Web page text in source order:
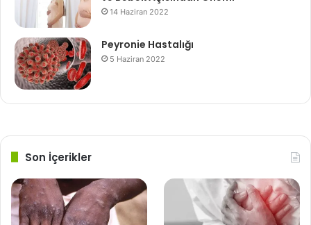
14 Haziran 2022
Peyronie Hastalığı
5 Haziran 2022
Son İçerikler